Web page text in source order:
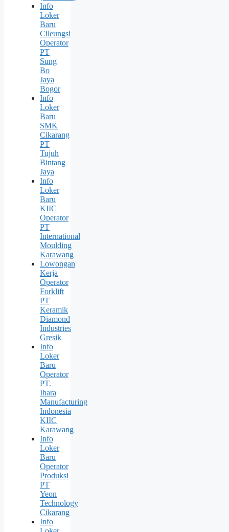
Info
Loker
Baru
Cileungsi
Operator
PT
Sung
Bо
Jaya
Bogor
Info
Loker
Baru
SMK
Cikarang
PT
Tujuh
Bintang
Jaya
Info
Loker
Baru
KIIC
Operator
PT
International
Moulding
Karawang
Lowongan
Kerja
Operator
Forklift
PT
Keramik
Diamond
Industries
Gresik
Info
Loker
Baru
Operator
PT.
Ihara
Manufacturing
Indonesia
KIIC
Karawang
Info
Loker
Baru
Operator
Produksi
PT
Yeon
Technology
Cikarang
Info